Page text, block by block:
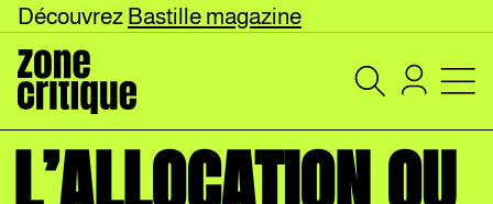
Découvrez Bastille magazine